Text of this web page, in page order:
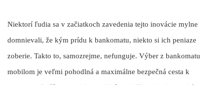
Niektorí ľudia sa v začiatkoch zavedenia tejto inovácie mylne
domnievali, že kým prídu k bankomatu, niekto si ich peniaze
zoberie. Takto to, samozrejme, nefunguje. Výber z bankomatu
mobilom je veľmi pohodlná a maximálne bezpečná cesta k